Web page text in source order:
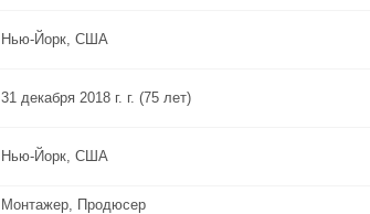
Нью-Йорк, США
31 декабря 2018 г. г. (75 лет)
Нью-Йорк, США
Монтажер, Продюсер